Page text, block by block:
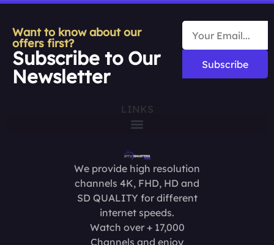
Want to know about our
offers first?
Subscribe to Our
Newsletter
Subscribe
LINKS
We provide high resolution
channels 4K, FHD, HD and
SD QUALITY for different
internet speeds.
Watch over + 17,000
Channels and enjoy